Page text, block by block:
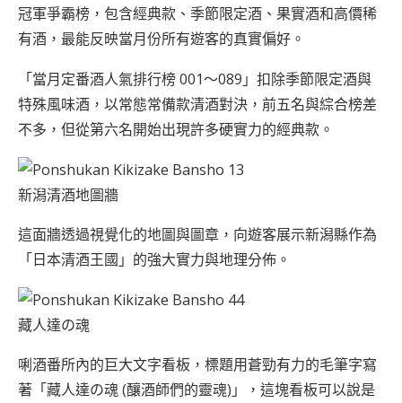
冠軍爭霸榜，包含經典款、季節限定酒、果實酒和高價稀
有酒，最能反映當月份所有遊客的真實偏好。
「當月定番酒人氣排行榜 001～089」扣除季節限定酒與
特殊風味酒，以常態常備款清酒對決，前五名與綜合榜差
不多，但從第六名開始出現許多硬實力的經典款。
新潟清酒地圖牆
這面牆透過視覺化的地圖與圖章，向遊客展示新潟縣作為
「日本清酒王國」的強大實力與地理分佈。
藏人達の魂
唎酒番所內的巨大文字看板，標題用蒼勁有力的毛筆字寫
著「藏人達の魂 (釀酒師們的靈魂)」，這塊看板可以說是